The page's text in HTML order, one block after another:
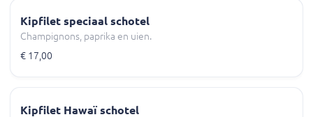
Kipfilet speciaal schotel
Champignons, paprika en uien.
€ 17,00
Kipfilet Hawaï schotel